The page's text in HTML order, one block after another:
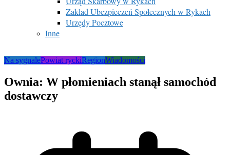
Zakład Ubezpieczeń Społecznych w Rykach
Urzędy Pocztowe
Inne
Na sygnalePowiat ryckiRegionWiadomości
Ownia: W płomieniach stanął samochód
dostawczy